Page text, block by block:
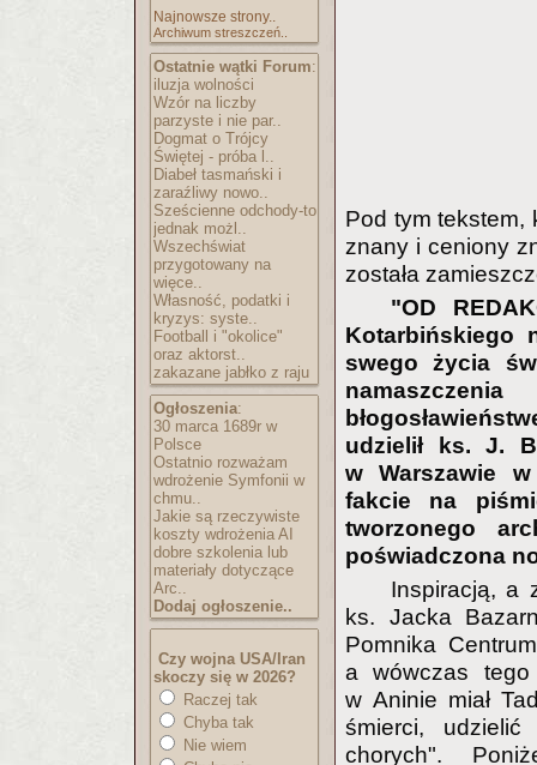
Najnowsze strony..
Archiwum streszczeń..
Ostatnie wątki Forum:
iluzja wolności
Wzór na liczby
parzyste i nie par..
Dogmat o Trójcy
Świętej - próba l..
Diabeł tasmański i
zaraźliwy nowo..
Sześcienne odchody-to
jednak możl..
Wszechświat
przygotowany na
więce..
Własność, podatki i
kryzys: syste..
Football i "okolice"
oraz aktorst..
zakazane jabłko z raju
Ogłoszenia:
30 marca 1689r w
Polsce
Ostatnio rozważam
wdrożenie Symfonii w
chmu..
Jakie są rzeczywiste
koszty wdrożenia AI
dobre szkolenia lub
materiały dotyczące
Arc..
Dodaj ogłoszenie..
Czy wojna USA/Iran
skoczy się w 2026?
Raczej tak
Chyba tak
Nie wiem
Pod tym tekstem,
znany i ceniony
została
"OD
Kotarbińskiego
swego życia
udzielił ks. J.
w Warszawie
fakcie na
tworzonego
poświadczona
Inspiracją, a
ks. Jacka
Pomnika
a wówczas tego
w Aninie miał
śmierci, udzielić
chorych".